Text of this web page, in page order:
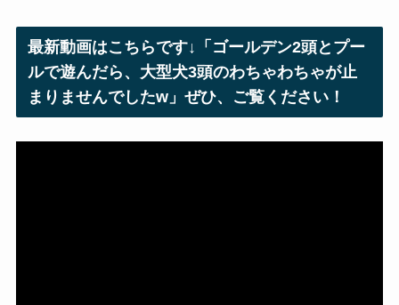
ス
最新動画はこちらです↓「ゴールデン2頭とプー
ルで遊んだら、大型犬3頭のわちゃわちゃが止
まりませんでしたw」ぜひ、ご覧ください！